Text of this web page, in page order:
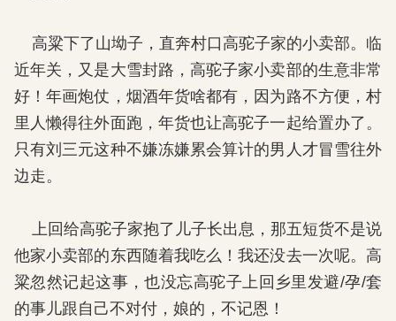
高粱下了山坳子，直奔村口高驼子家的小卖部。临
近年关，又是大雪封路，高驼子家小卖部的生意非常
好！年画炮仗，烟酒年货啥都有，因为路不方便，村
里人懒得往外面跑，年货也让高驼子一起给置办了。
只有刘三元这种不嫌冻嫌累会算计的男人才冒雪往外
边走。
上回给高驼子家抱了儿子长出息，那五短货不是说
他家小卖部的东西随着我吃么！我还没去一次呢。高
粱忽然记起这事，也没忘高驼子上回乡里发避/孕/套
的事儿跟自己不对付，娘的，不记恩！